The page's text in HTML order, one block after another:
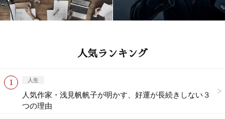
人気ランキング
人生
人気作家・浅見帆帆子が明かす、好運が長続きしない３
つの理由